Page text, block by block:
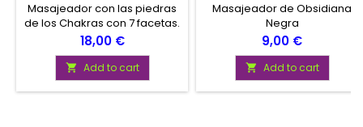
Masajeador con las piedras
de los Chakras con 7 facetas.
Tamaño medio: 11 cm x 1,8 cm
x 1,8 cm. Peso medio: 85 gr.
Hecho con las piedras para
el equilibrio de los
siete Chakras, ideal para
Price
18,00 €
 Add to cart
Masajeador de Obsidiana
Negra
Price
9,00 €
 Add to cart